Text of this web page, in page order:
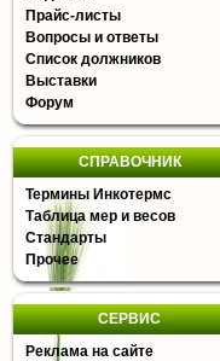
Прайс-листы
Вопросы и ответы
Список должников
Выставки
Форум
СПРАВОЧНИК
Термины Инкотермс
Таблица мер и весов
Стандарты
Прочее
СЕРВИС
Реклама на сайте